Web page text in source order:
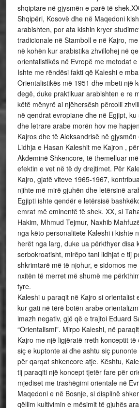
shqiptare në gjysmën e parë të
Shqipëri, Kosovë dhe në Maqedoni
arabishten, por ata kishin kryer
tradicionale në Stamboll e në Kajro,
në kohën kur arabistika zhvillohej në
orientalistikës në Evropë me metodat
Ishte me rëndësi fakti që Kaleshi e
Orientalistikës më 1951 dhe mbeti një
degë, duke praktikuar arabishten e re
këtë mënyrë ai njëhersësh përcolli
në qendrat evropiane dhe në Egjipt,
dhe letrare arabe morën hov me
Kajros dhe të Aleksandrisë në
Lidhja e Hasan Kaleshit me Kajron ,
Akdeminë Shkencore, të themelluar
efektin e vet në të dy drejtimet. Për
Kajro, gjatë viteve 1965-1967,
njihte më mirë gjuhën dhe letërsinë
Egjipti ishte qendër e letërsisë
emrat më eminentë të shek. XX, si
Hakim, Mhmud Tejmur, Naxhib
nga këto personalitete Kaleshi i kishte
herët nga larg, duke ua përkthyer disa
serbokroatisht, mirëpo tani lidhjat e tij
shkrimtarë më të njohur, e sidomos
nxitën të merret më shumë me
tyre.
Kaleshi u paraqit në Kajro si orientalist
kur gati në tërë botën arabe
imazh negativ, gjë që e trajtoi Eduard
“Orientalismi”. Mirpo Kaleshi, në
Kajro me një ligjëratë rreth konceptit të
siç e kuptonte ai dhe ashtu siç
për qarqat shkencore atje. Kështu,
tij paraqiti një koncept tjetër fare për
mjediset me trashëgimi orientale në
Maqedoni e në Bosnje, si displinë
qëllim kultivimin e mësimit të gjuhës